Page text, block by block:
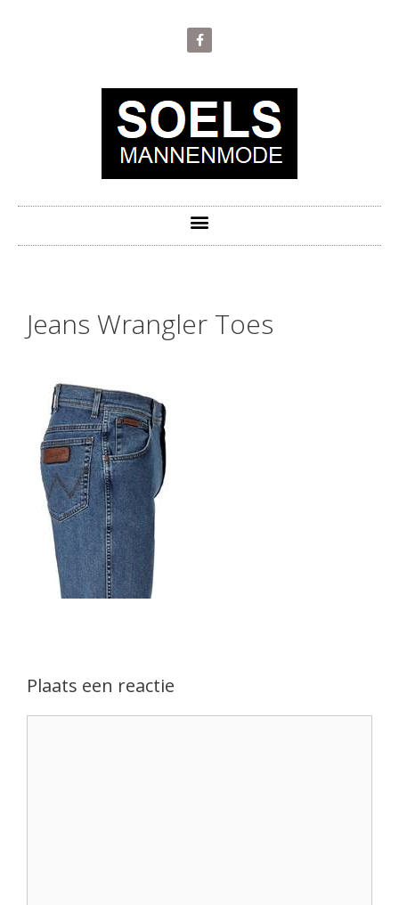
Jeans Wrangler Toes
Plaats een reactie